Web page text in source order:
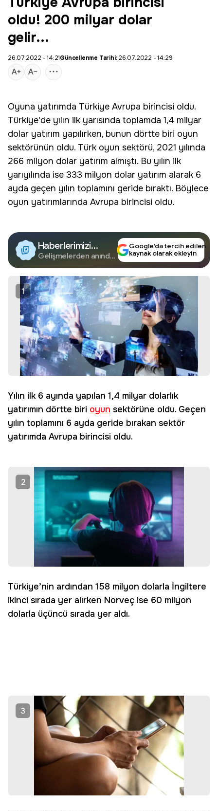
oldu! 200 milyar dolar
gelir...
26.07.2022 - 14:21Güncellenme Tarihi:26.07.2022 - 14:29
Oyuna yatırımda Türkiye Avrupa birincisi oldu.
Türkiye'de yılın ilk yarısında toplamda 1,4 milyar
dolar yatırım yapılırken, bunun dörtte biri oyun
sektörünün oldu. Türk oyun sektörü, 2021 yılında
266 milyon dolar yatırım almıştı. Bu yılın ilk
yarıyılında ise 333 milyon dolar yatırım alarak 6
ayda geçen yılın toplamını geride bıraktı. Böylece
oyun yatırımlarında Avrupa birincisi oldu.
Haberlerimizi
Google'da Takip
Edin
Gelişmelerden anında
Google’da tercih edilen
kaynak olarak ekleyin
1
Yılın ilk 6 ayında yapılan 1,4 milyar dolarlık
yatırımın dörtte biri oyun sektörüne oldu. Geçen
yılın toplamını 6 ayda geride bırakan sektör
yatırımda Avrupa birincisi oldu.
2
Türkiye’nin ardından 158 milyon dolarla İngiltere
ikinci sırada yer alırken Norveç ise 60 milyon
dolarla üçüncü sırada yer aldı.
3